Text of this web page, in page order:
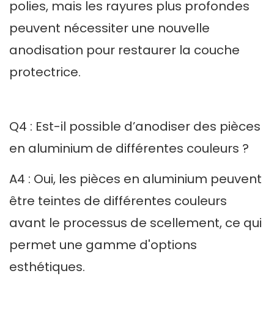
polies, mais les rayures plus profondes
peuvent nécessiter une nouvelle
anodisation pour restaurer la couche
protectrice.
Q4 : Est-il possible d’anodiser des pièces
en aluminium de différentes couleurs ?
A4 : Oui, les pièces en aluminium peuvent
être teintes de différentes couleurs
avant le processus de scellement, ce qui
permet une gamme d'options
esthétiques.